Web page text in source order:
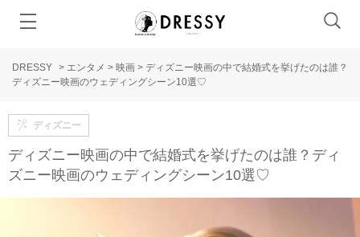
DRESSY > エンタメ > 映画 > ディズニー映画の中で結婚式を挙げたのは誰？
ディズニー映画のウェディングシーン10選♡
ディズニー
ディズニー映画の中で結婚式を挙げたのは誰？ディ
ズニー映画のウェディングシーン10選♡